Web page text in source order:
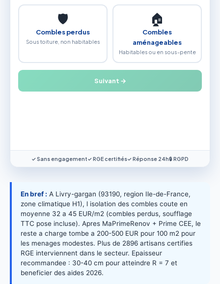
🛡
Combles perdus
Sous toiture, non habitables
🏠
Combles
aménageables
Habitables ou en sous-pente
Suivant →
✓ Sans engagement✓ RGE certifiés✓ Réponse 24h🔒 RGPD
En bref : A Livry-gargan (93190, region Ile-de-France,
zone climatique H1), l isolation des combles coute en
moyenne 32 a 45 EUR/m2 (combles perdus, soufflage
TTC pose incluse). Apres MaPrimeRenov + Prime CEE, le
reste a charge tombe a 200-500 EUR pour 100 m2 pour
les menages modestes. Plus de 2896 artisans certifies
RGE interviennent dans le secteur. Epaisseur
recommandee : 30-40 cm pour atteindre R = 7 et
beneficier des aides 2026.